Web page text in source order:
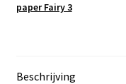
paper Fairy 3
Beschrijving